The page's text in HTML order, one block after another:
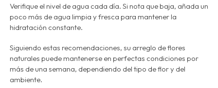
Verifique el nivel de agua cada día. Si nota que baja, añada un
poco más de agua limpia y fresca para mantener la
hidratación constante.
Siguiendo estas recomendaciones, su arreglo de flores
naturales puede mantenerse en perfectas condiciones por
más de una semana, dependiendo del tipo de flor y del
ambiente.